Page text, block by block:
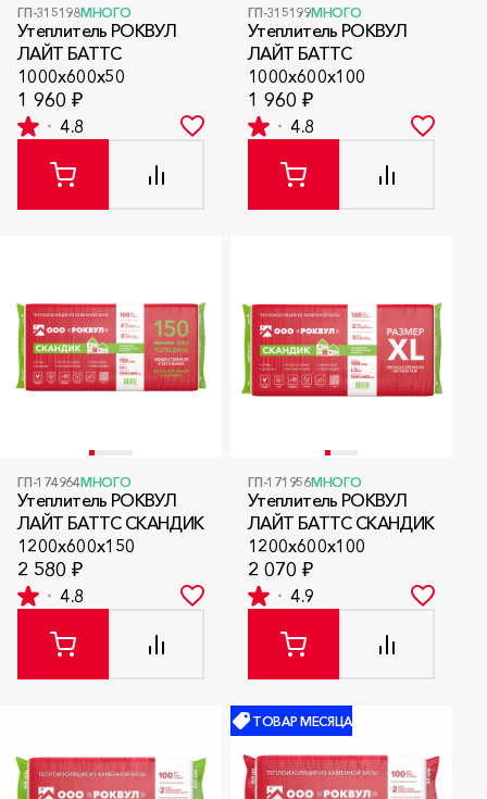
ГП-315198МНОГО
Утеплитель РОКВУЛ
ЛАЙТ БАТТС
1000x600x50
1 960 ₽
4.8
ГП-315199МНОГО
Утеплитель РОКВУЛ
ЛАЙТ БАТТС
1000x600x100
1 960 ₽
4.8
ГП-174964МНОГО
Утеплитель РОКВУЛ
ЛАЙТ БАТТС СКАНДИК
1200x600x150
2 580 ₽
4.8
ГП-171956МНОГО
Утеплитель РОКВУЛ
ЛАЙТ БАТТС СКАНДИК
1200x600x100
2 070 ₽
4.9
ТОВАР МЕСЯЦА